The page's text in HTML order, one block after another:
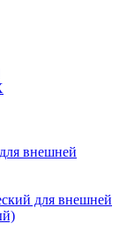
внешней
для внешней